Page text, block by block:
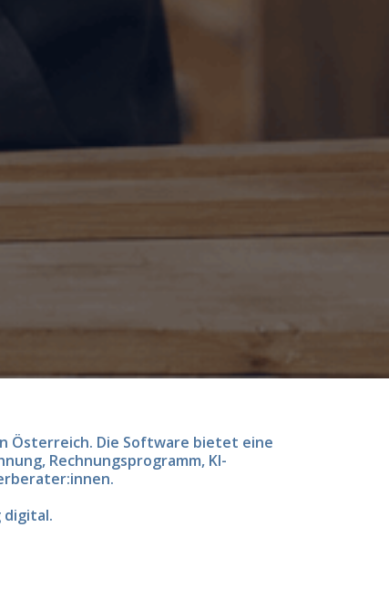
Österreich. Die Software bietet eine
Rechnungsprogramm, KI-
digital.